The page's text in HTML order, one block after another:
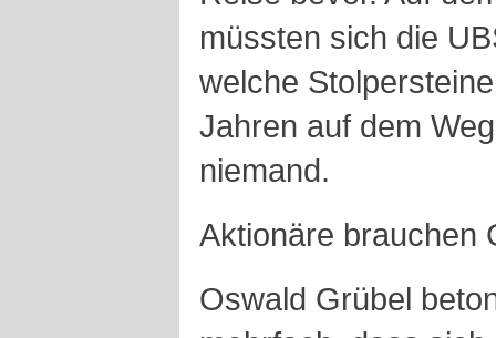
müssten sich die
welche
Jahren auf dem
niemand.
Aktionäre brauchen
Oswald Grübel